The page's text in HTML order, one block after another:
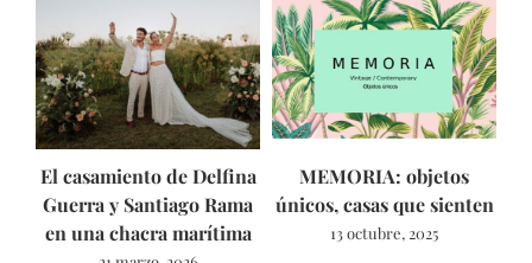
El casamiento de Delfina
Guerra y Santiago Rama
en una chacra marítima
MEMORIA: objetos
únicos, casas que sienten
13 octubre, 2025